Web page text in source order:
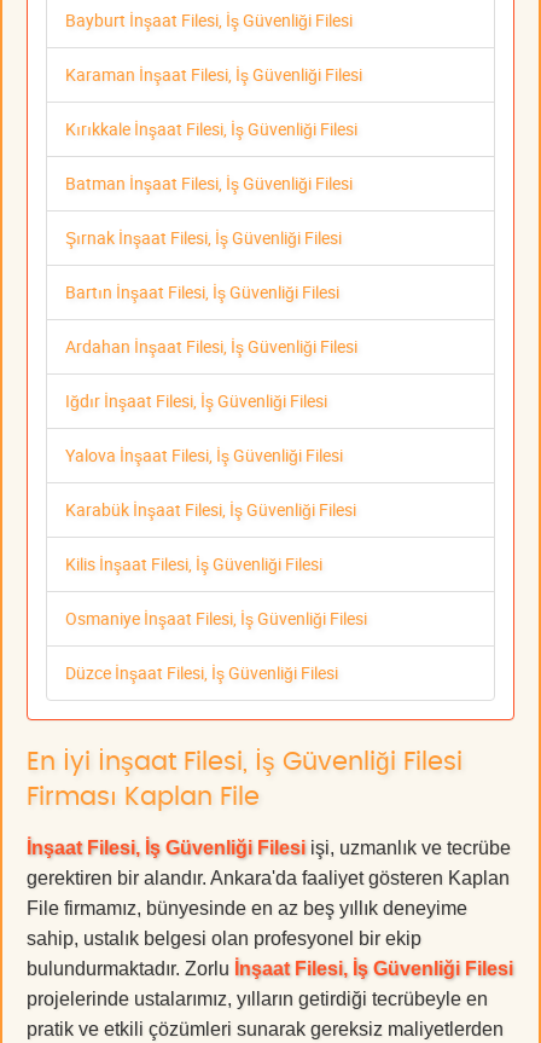
Bayburt İnşaat Filesi, İş Güvenliği Filesi
Karaman İnşaat Filesi, İş Güvenliği Filesi
Kırıkkale İnşaat Filesi, İş Güvenliği Filesi
Batman İnşaat Filesi, İş Güvenliği Filesi
Şırnak İnşaat Filesi, İş Güvenliği Filesi
Bartın İnşaat Filesi, İş Güvenliği Filesi
Ardahan İnşaat Filesi, İş Güvenliği Filesi
Iğdır İnşaat Filesi, İş Güvenliği Filesi
Yalova İnşaat Filesi, İş Güvenliği Filesi
Karabük İnşaat Filesi, İş Güvenliği Filesi
Kilis İnşaat Filesi, İş Güvenliği Filesi
Osmaniye İnşaat Filesi, İş Güvenliği Filesi
Düzce İnşaat Filesi, İş Güvenliği Filesi
En İyi İnşaat Filesi, İş Güvenliği Filesi
Firması Kaplan File
İnşaat Filesi, İş Güvenliği Filesi işi, uzmanlık ve tecrübe
gerektiren bir alandır. Ankara'da faaliyet gösteren Kaplan
File firmamız, bünyesinde en az beş yıllık deneyime
sahip, ustalık belgesi olan profesyonel bir ekip
bulundurmaktadır. Zorlu İnşaat Filesi, İş Güvenliği Filesi
projelerinde ustalarımız, yılların getirdiği tecrübeyle en
pratik ve etkili çözümleri sunarak gereksiz maliyetlerden